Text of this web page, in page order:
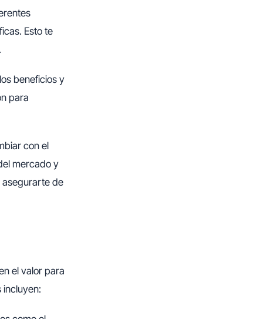
Esto te
beneficios y
para
con el
mercado y
asegurarte de
el valor para
incluyen: